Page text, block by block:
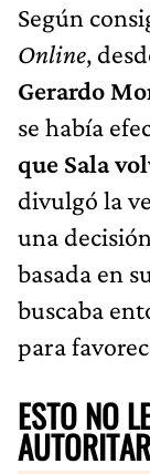
Según
Online,
Gerardo
se había
que Sala
divulgó la
una
basada en
buscaba
para
ESTO NO